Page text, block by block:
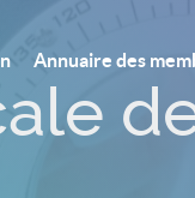
Annuaire des